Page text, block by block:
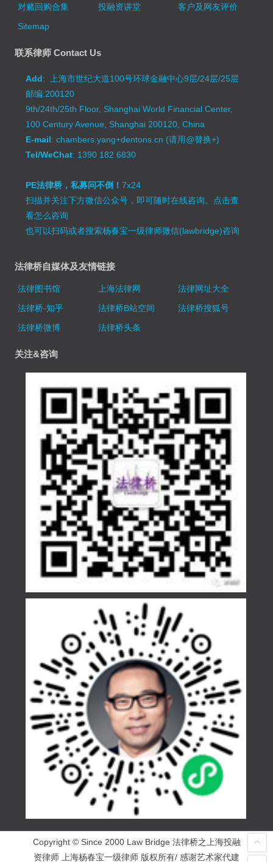
对赌回购合集
投融资讲堂
客户及网友评价
Sitemap
联系律师 Contact Us
Add: 上海市世纪大道100号环球金融中心9层/24层/25层
邮编:200120
9th/24th/25th Floor, Shanghai World Financial Center,
100 Century Avenue, Shanghai 200120, China
E-mail: chambers.yang+dentons.cn (请用@替换+)
Tel/WeChat: 1390 182 6830
PE法律桥，私募问不倒！7x24
扫描并关注下方微信公众号，即可随时在线咨询。 点击查
看怎么咨询
也可以扫码或者搜索杨春宝一级律师微信(lawbridge)咨询
法律桥自媒体及友情链接
法律图书馆 上海法律网
法律网址大全
法律桥-知乎
法律桥B站空间
法律桥搜狐号
法律桥微博
法律桥头条
关注&咨询
Copyright © Since 2000 Law Bridge 法律桥之上海投融
资律师 上海杨春宝一级律师 版权所有/ 感谢艺术家代建